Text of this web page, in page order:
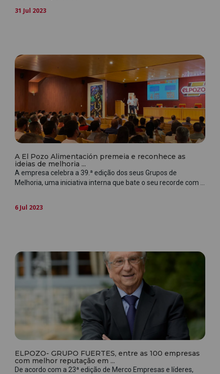
31 Jul 2023
A El Pozo Alimentación premeia e reconhece as
ideias de melhoria ...
A empresa celebra a 39.ª edição dos seus Grupos de
Melhoria, uma iniciativa interna que bate o seu recorde com ...
6 Jul 2023
ELPOZO- GRUPO FUERTES, entre as 100 empresas
com melhor reputação em ...
De acordo com a 23ª edição de Merco Empresas e líderes,